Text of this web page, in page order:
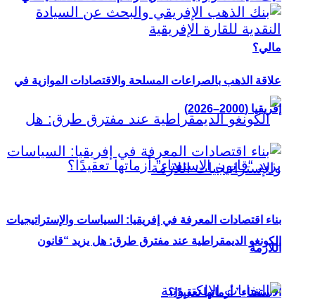
مالي؟
الكونغو الديمقراطية عند مفترق طرق: هل يزيد “قانون
الاستفتاء” أزماتها تعقيدًا؟
علاقة الذهب بالصراعات المسلحة والاقتصادات الموازية في
إفريقيا (2000–2026)
بناء اقتصادات المعرفة في إفريقيا: السياسات والإستراتيجيات
اللازمة